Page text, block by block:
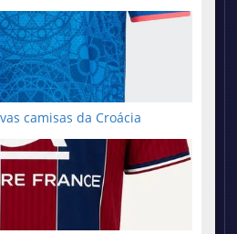
camisas da Croácia